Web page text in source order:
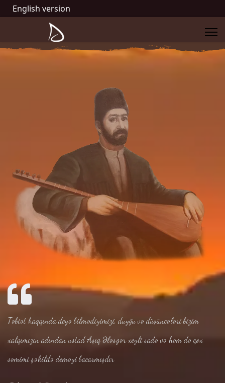
English version
Təbiət haqqında deyə bilmədiyimizi, duyğu və düşüncələri bizim
xalqımızın adından ustad Aşıq Ələsgər xeyli sadə və həm də çox
səmimi şəkildə deməyi bacarmışdır